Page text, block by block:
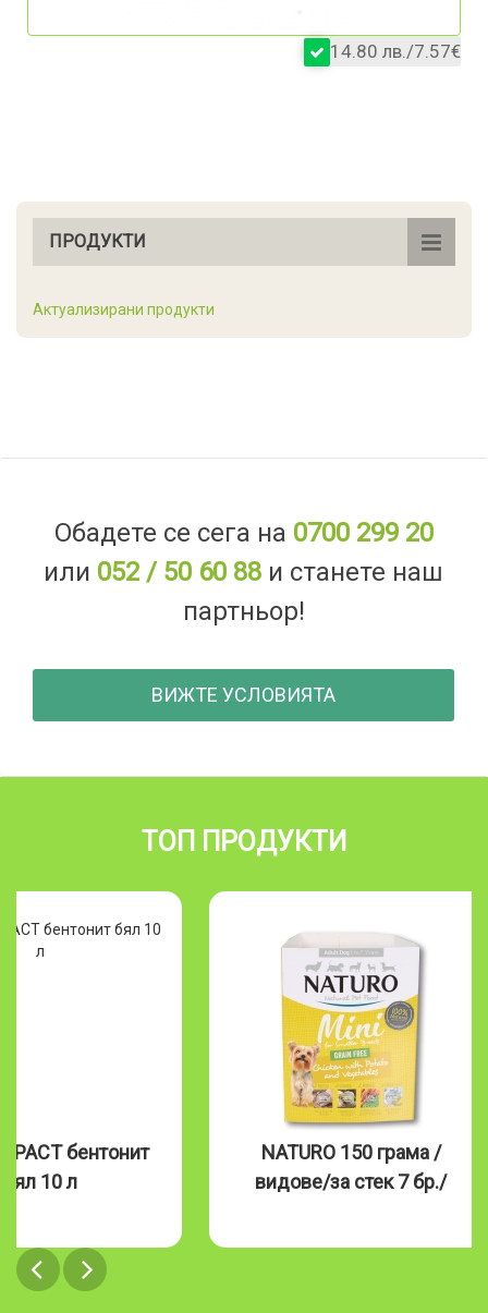
14.80 лв./7.57€
ПРОДУКТИ
Актуализирани продукти
Обадете се сега на 0700 299 20
или 052 / 50 60 88 и станете наш
партньор!
ВИЖТЕ УСЛОВИЯТА
ТОП ПРОДУКТИ
NATURO 150 грама /
видове/за стек 7 бр./